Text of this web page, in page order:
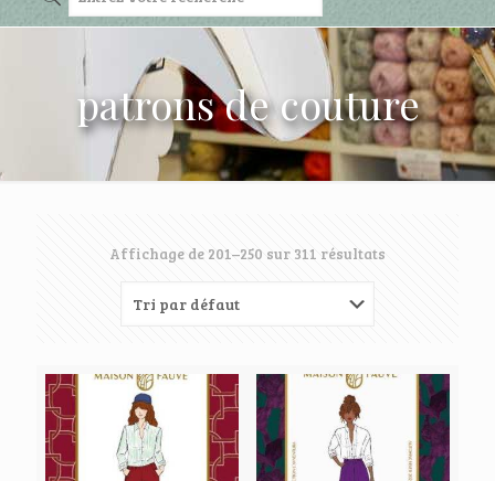
patrons de couture
Affichage de 201–250 sur 311 résultats